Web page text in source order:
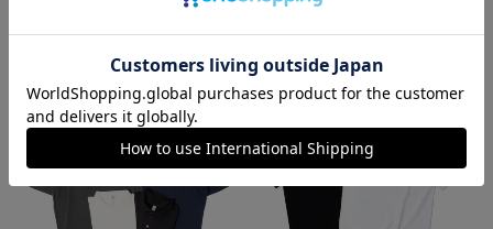
ビーフリース スウェットショーツ